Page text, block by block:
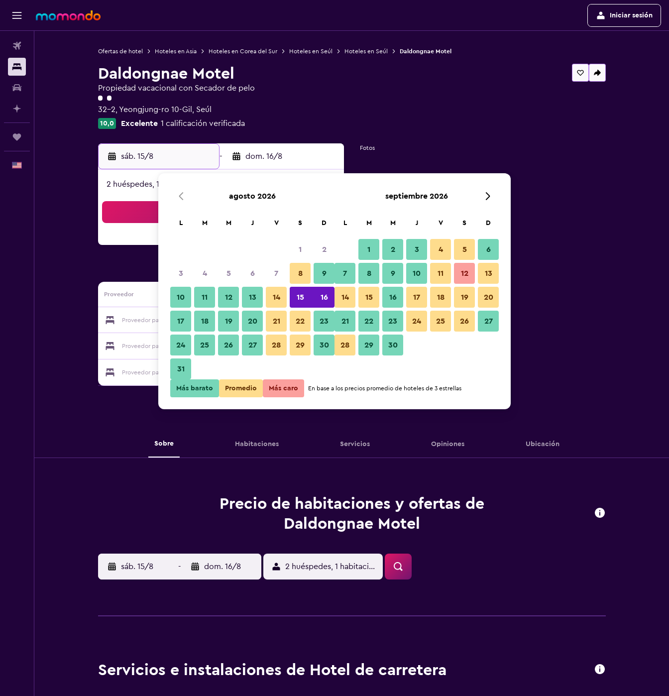
Iniciar sesión
Ofertas de hotel Hoteles en Asia Hoteles en Corea del Sur Hoteles en Seúl Hoteles en Seúl Daldongnae Motel
Daldongnae Motel
Propiedad vacacional con Secador de pelo
Categoría 2
32-2, Yeongjung-ro 10-Gil, Seúl
10,0 Excelente 1 calificación verificada
sáb. 15/8 - dom. 16/8
2 huéspedes, 1 habitación
Proveedor
Proveedor para Daldongnae Motel Ver precios
Proveedor para Daldongnae Motel Ver precios
Proveedor para Daldongnae Motel
Fotos
Sobre Habitaciones Servicios Opiniones Ubicación
Precio de habitaciones y ofertas de
Daldongnae Motel
sáb. 15/8 - dom. 16/8 2 huéspedes, 1 habitación
Servicios e instalaciones de Hotel de carretera
agosto 2026
L M M J V S D
1 2
3 4 5 6 7 8 9
10 11 12 13 14 15 16
17 18 19 20 21 22 23
24 25 26 27 28 29 30
31
septiembre 2026
L M M J V S D
1 2 3 4 5 6
7 8 9 10 11 12 13
14 15 16 17 18 19 20
21 22 23 24 25 26 27
28 29 30
Más barato Promedio Más caro En base a los precios promedio de hoteles de 3 estrellas